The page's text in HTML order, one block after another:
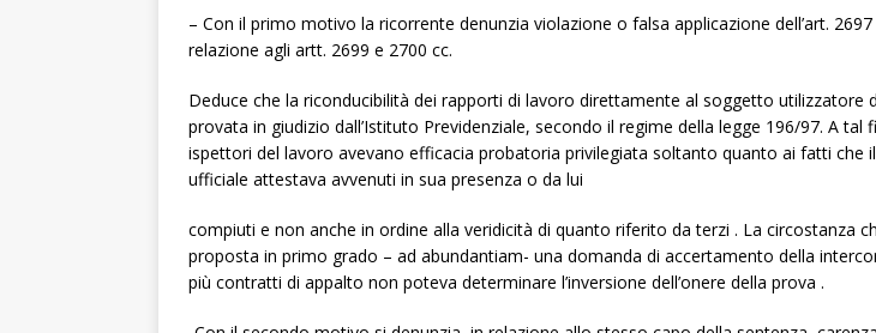
– Con il primo motivo la ricorrente denunzia violazione o falsa applicazione dell’art. 2697
relazione agli artt. 2699 e 2700 cc.
Deduce che la riconducibilità dei rapporti di lavoro direttamente al soggetto utilizzatore
provata in giudizio dall’Istituto Previdenziale, secondo il regime della legge 196/97. A tal
ispettori del lavoro avevano efficacia probatoria privilegiata soltanto quanto ai fatti che
ufficiale attestava avvenuti in sua presenza o da lui
compiuti e non anche in ordine alla veridicità di quanto riferito da terzi . La circostanza
proposta in primo grado – ad abundantiam- una domanda di accertamento della
più contratti di appalto non poteva determinare l’inversione dell’onere della prova .